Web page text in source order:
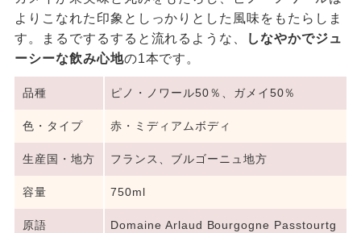
よりこなれた印象としっかりとした風味をもたらしま
す。まるでするすると流れるような、
しなやかでジュ
ーシーな飲み心地の1本です。
品種 ピノ・ノワール50％、ガメイ50％
色・タイプ 赤・ミディアムボディ
生産国・地方 フランス、ブルゴーニュ地方
容量 750ml
原語
Domaine Arlaud Bourgogne Passtourtg